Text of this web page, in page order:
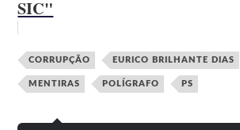
SIC"
CORRUPÇÃO EURICO BRILHANTE DIAS
MENTIRAS POLÍGRAFO PS